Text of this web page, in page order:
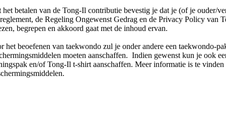
het betalen van de Tong-Il contributie bevestig je dat je (of je ouder/
de Regeling Ongewenst Gedrag en de Privacy Policy van
begrepen en akkoord gaat met de inhoud ervan.
het beoefenen van taekwondo zul je onder andere een taekwondo-
moeten aanschaffen. Indien gewenst kun je ook
en/of Tong-Il t-shirt aanschaffen. Meer informatie is te